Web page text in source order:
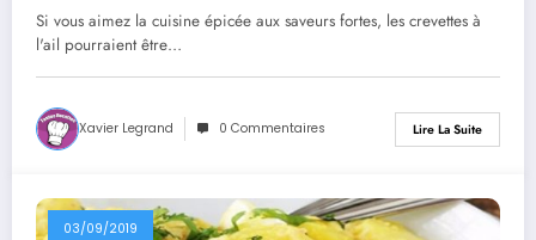
Si vous aimez la cuisine épicée aux saveurs fortes, les crevettes à
l'ail pourraient être…
Xavier Legrand 0 Commentaires Lire La Suite
03/09/2019